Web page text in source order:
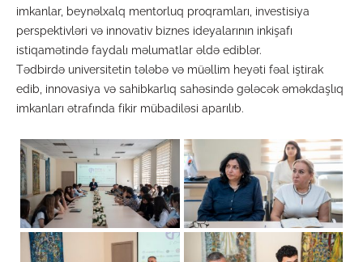
imkanlar, beynəlxalq mentorluq proqramları, investisiya
perspektivləri və innovativ biznes ideyalarının inkişafı
istiqamətində faydalı məlumatlar əldə ediblər.
Tədbirdə universitetin tələbə və müəllim heyəti fəal iştirak
edib, innovasiya və sahibkarlıq sahəsində gələcək əməkdaşlıq
imkanları ətrafında fikir mübadiləsi aparılıb.